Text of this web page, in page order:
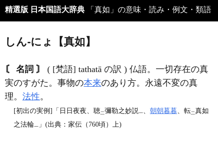
精選版 日本国語大辞典 「真如」の意味・読み・例文・類語
しん‐にょ【真如】
〘 名詞 〙
( [梵語] tathatā の訳 ) 仏語。一切存在の真
実のすがた。事物の本来のあり方。永遠不変の真
理。 法性。
[初出の実例]「日日夜夜、聴二彌勒之妙説 一 朝朝暮暮 、転二真如
之法輪一 」(出典：家伝（760頃）上)